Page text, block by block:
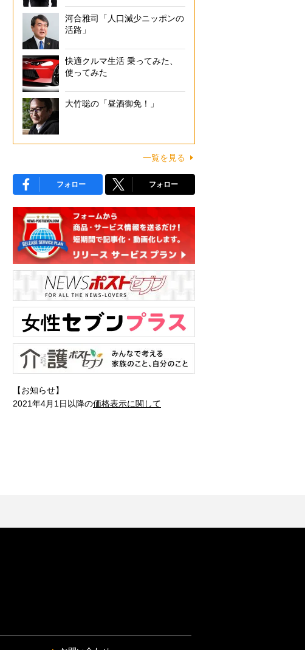
河合雅司「人口減少ニッポンの
活路」
快適クルマ生活 乗ってみた、
使ってみた
大竹聡の「昼酒御免！」
一覧を見る
フォロー フォロー
【お知らせ】
2021年4月1日以降の価格表示に関して